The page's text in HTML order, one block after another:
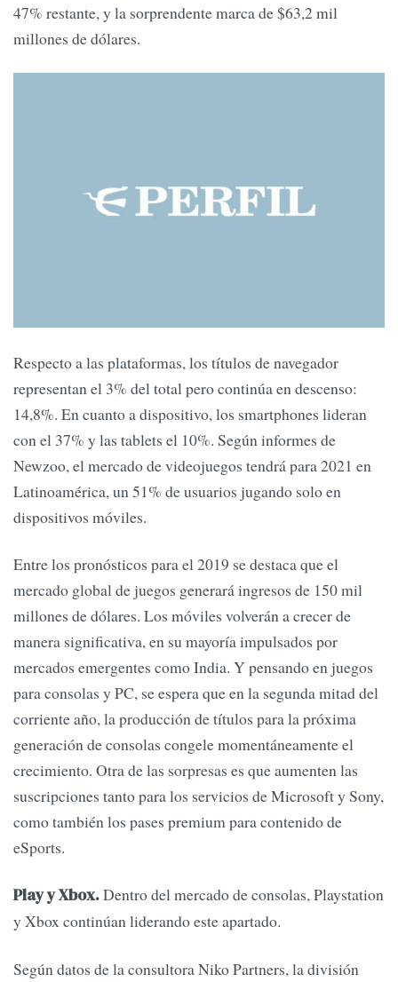
47% restante, y la sorprendente marca de $63,2 mil
millones de dólares.
Respecto a las plataformas, los títulos de navegador
representan el 3% del total pero continúa en descenso:
14,8%. En cuanto a dispositivo, los smartphones lideran
con el 37% y las tablets el 10%. Según informes de
Newzoo, el mercado de videojuegos tendrá para 2021 en
Latinoamérica, un 51% de usuarios jugando solo en
dispositivos móviles.
Entre los pronósticos para el 2019 se destaca que el
mercado global de juegos generará ingresos de 150 mil
millones de dólares. Los móviles volverán a crecer de
manera significativa, en su mayoría impulsados ​​por
mercados emergentes como India. Y pensando en juegos
para consolas y PC, se espera que en la segunda mitad del
corriente año, la producción de títulos para la próxima
generación de consolas congele momentáneamente el
crecimiento. Otra de las sorpresas es que aumenten las
suscripciones tanto para los servicios de Microsoft y Sony,
como también los pases premium para contenido de
eSports.
Play y Xbox.Dentro del mercado de consolas, Playstation
y Xbox continúan liderando este apartado.
Según datos de la consultora Niko Partners, la división